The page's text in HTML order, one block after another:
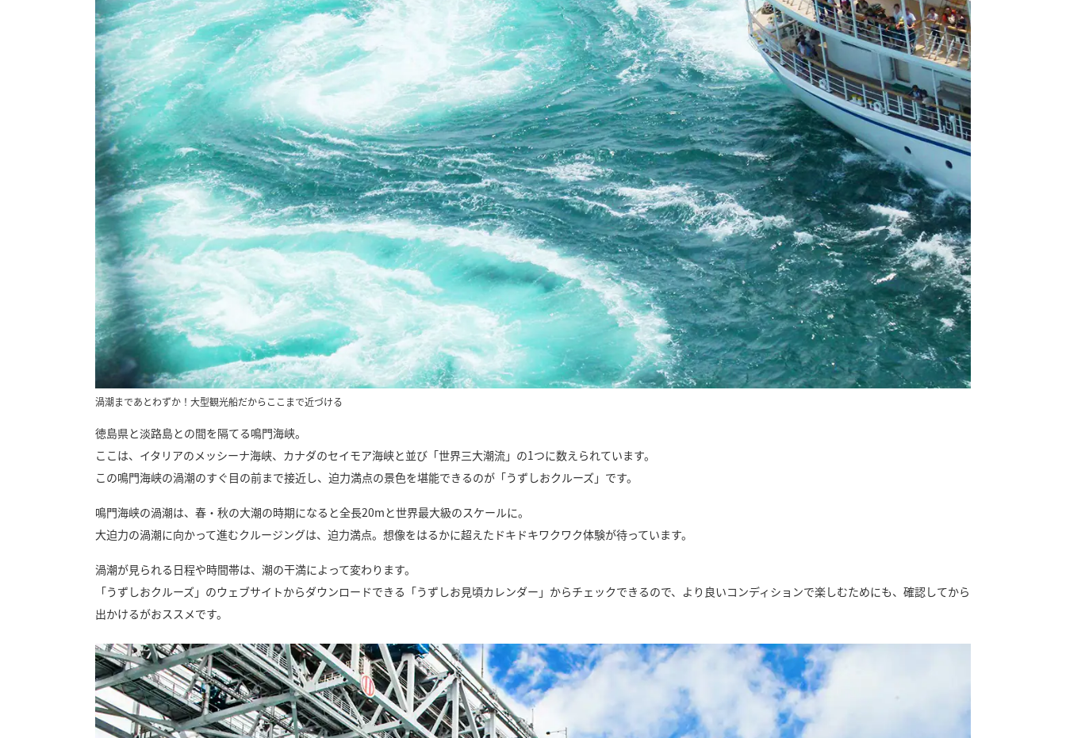
渦潮まであとわずか！大型観光船だからここまで近づける
徳島県と淡路島との間を隔てる鳴門海峡。
ここは、イタリアのメッシーナ海峡、カナダのセイモア海峡と並び「世界三大潮流」の1つに数えられています。
この鳴門海峡の渦潮のすぐ目の前まで接近し、迫力満点の景色を堪能できるのが「うずしおクルーズ」です。
鳴門海峡の渦潮は、春・秋の大潮の時期になると全長20mと世界最大級のスケールに。
大迫力の渦潮に向かって進むクルージングは、迫力満点。想像をはるかに超えたドキドキワクワク体験が待っています。
渦潮が見られる日程や時間帯は、潮の干満によって変わります。
「うずしおクルーズ」のウェブサイトからダウンロードできる「うずしお見頃カレンダー」からチェックできるので、より良いコンディションで楽しむためにも、確認してから
出かけるがおススメです。